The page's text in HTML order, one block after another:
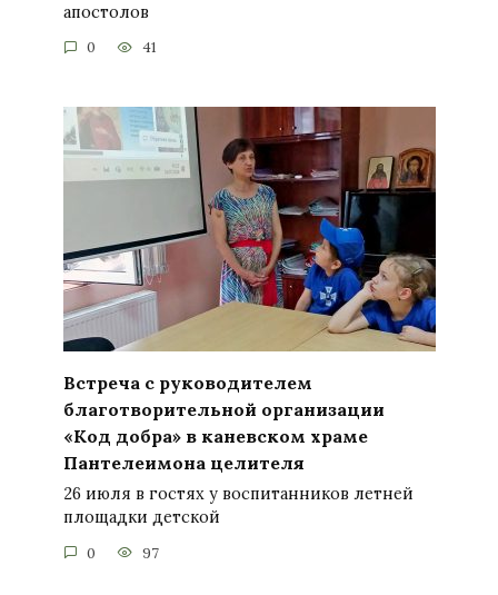
апостолов
0 41
Встреча с руководителем
благотворительной организации
«Код добра» в каневском храме
Пантелеимона целителя
26 июля в гостях у воспитанников летней
площадки детской
0 97